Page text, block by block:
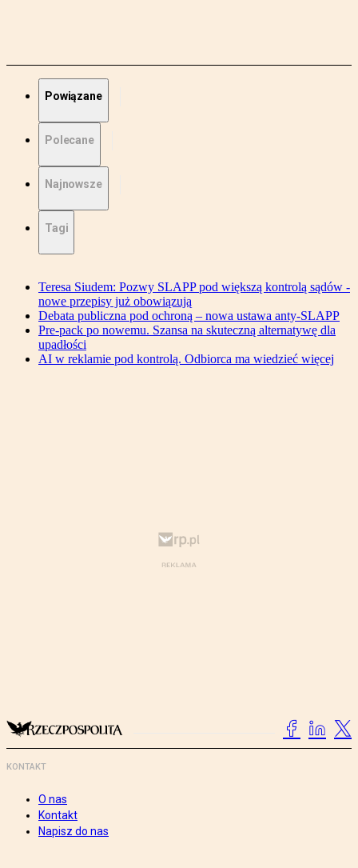
Powiązane
Polecane
Najnowsze
Tagi
Teresa Siudem: Pozwy SLAPP pod większą kontrolą sądów -
nowe przepisy już obowiązują
Debata publiczna pod ochroną – nowa ustawa anty-SLAPP
Pre-pack po nowemu. Szansa na skuteczną alternatywę dla
upadłości
AI w reklamie pod kontrolą. Odbiorca ma wiedzieć więcej
KONTAKT
O nas
Kontakt
Napisz do nas